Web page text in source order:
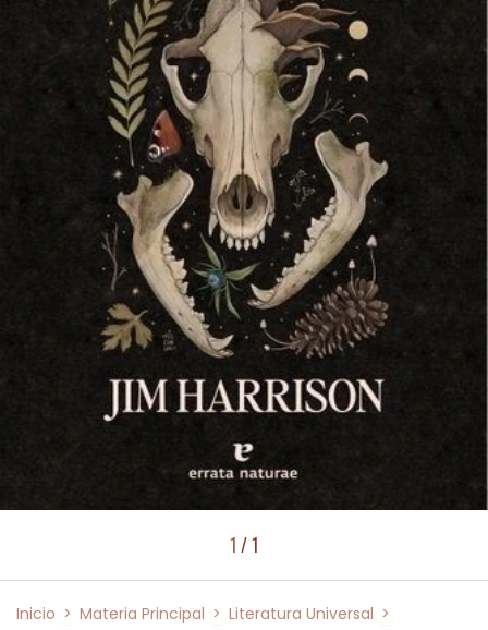
1 /1
Inicio > Materia Principal > Literatura Universal >